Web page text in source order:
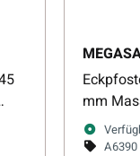
mm
Fichte
A6390